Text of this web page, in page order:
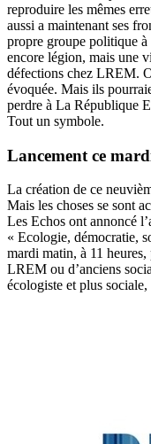
reproduire les mêmes
aussi a maintenant ses
propre groupe politique à
encore légion, mais une
défections chez LREM.
évoquée. Mais ils
perdre à La République
Tout un symbole.
Lancement ce
La création de ce
Mais les choses se sont
Les Echos ont annoncé
« Ecologie, démocratie,
mardi matin, à 11
LREM ou d’anciens
écologiste et plus